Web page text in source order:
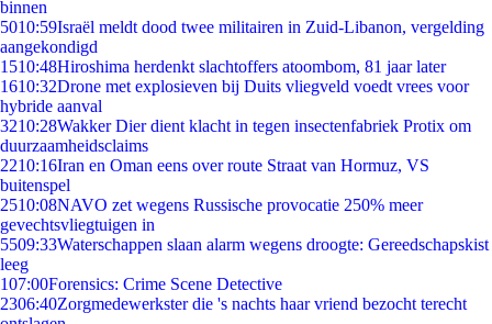
binnen
5010:59Israël meldt dood twee militairen in Zuid-Libanon, vergelding
aangekondigd
1510:48Hiroshima herdenkt slachtoffers atoombom, 81 jaar later
1610:32Drone met explosieven bij Duits vliegveld voedt vrees voor
hybride aanval
3210:28Wakker Dier dient klacht in tegen insectenfabriek Protix om
duurzaamheidsclaims
2210:16Iran en Oman eens over route Straat van Hormuz, VS
buitenspel
2510:08NAVO zet wegens Russische provocatie 250% meer
gevechtsvliegtuigen in
5509:33Waterschappen slaan alarm wegens droogte: Gereedschapskist
leeg
107:00Forensics: Crime Scene Detective
2306:40Zorgmedewerkster die 's nachts haar vriend bezocht terecht